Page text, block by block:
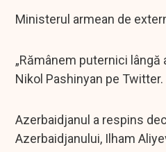
Ministerul armean de
„Rămânem puternici
Nikol Pashinyan pe Twitter.
Azerbaidjanul a respins
Azerbaidjanului, Ilham